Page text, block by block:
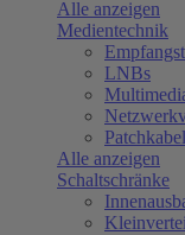
Alle anzeigen
Medientechnik
LNBs
Patchkabel
Alle anzeigen
Schaltschränke